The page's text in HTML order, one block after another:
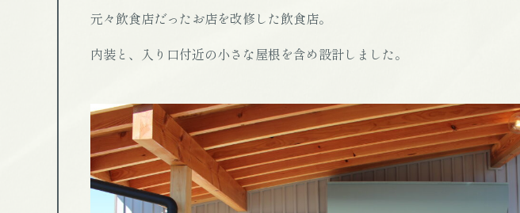
元々飲食店だったお店を改修した飲食店。
内装と、入り口付近の小さな屋根を含め設計しました。